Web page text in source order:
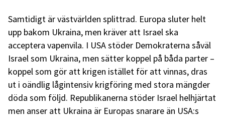
Samtidigt är västvärlden splittrad. Europa sluter helt
upp bakom Ukraina, men kräver att Israel ska
acceptera vapenvila. I USA stöder Demokraterna såväl
Israel som Ukraina, men sätter koppel på båda parter –
koppel som gör att krigen istället för att vinnas, dras
ut i oändlig lågintensiv krigföring med stora mängder
döda som följd. Republikanerna stöder Israel helhjärtat
men anser att Ukraina är Europas snarare än USA:s